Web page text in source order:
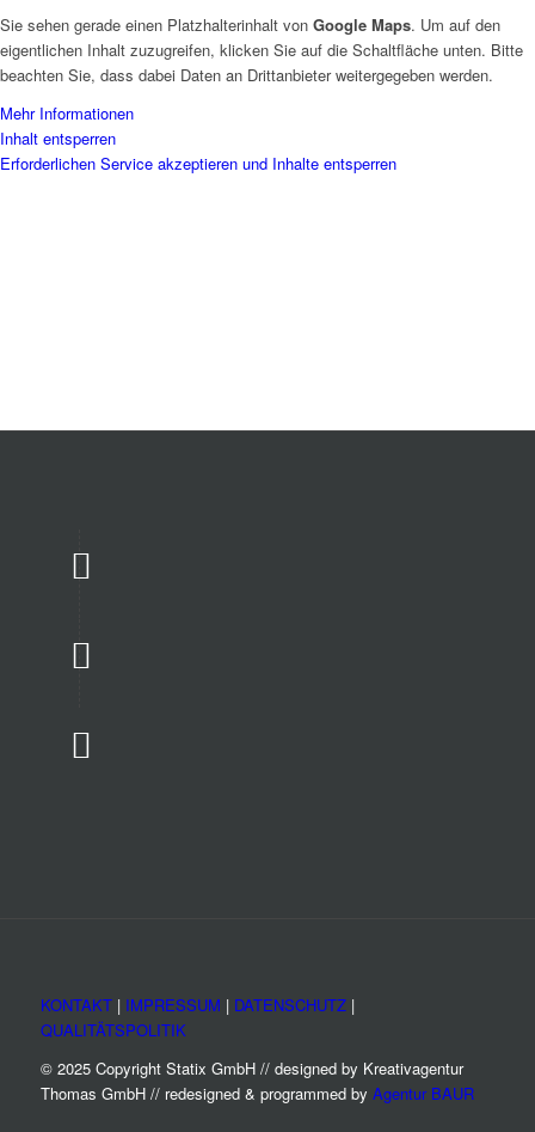
Sie sehen gerade einen Platzhalterinhalt von Google Maps. Um auf den
eigentlichen Inhalt zuzugreifen, klicken Sie auf die Schaltfläche unten. Bitte
beachten Sie, dass dabei Daten an Drittanbieter weitergegeben werden.
Mehr Informationen
Inhalt entsperren
Erforderlichen Service akzeptieren und Inhalte entsperren
KONTAKT| IMPRESSUM | DATENSCHUTZ|
QUALITÄTSPOLITIK
© 2025 Copyright Statix GmbH // designed by Kreativagentur
Thomas GmbH // redesigned & programmed by Agentur BAUR